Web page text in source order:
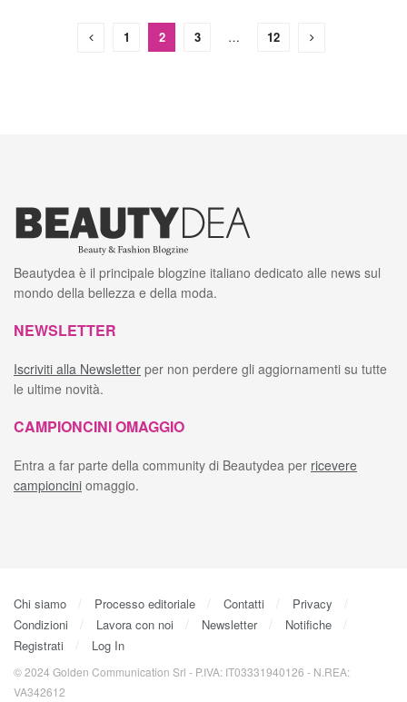
1 2 3 … 12
Beautydea è il principale blogzine italiano dedicato alle news sul
mondo della bellezza e della moda.
NEWSLETTER
Iscriviti alla Newsletter per non perdere gli aggiornamenti su tutte
le ultime novità.
CAMPIONCINI OMAGGIO
Entra a far parte della community di Beautydea per ricevere
campioncini omaggio.
Chi siamo Processo editoriale Contatti
Privacy
Condizioni
Lavora con noi Newsletter
Notifiche
Registrati
Log In
© 2024 Golden Communication Srl - P.IVA: IT03331940126 - N.REA:
VA342612